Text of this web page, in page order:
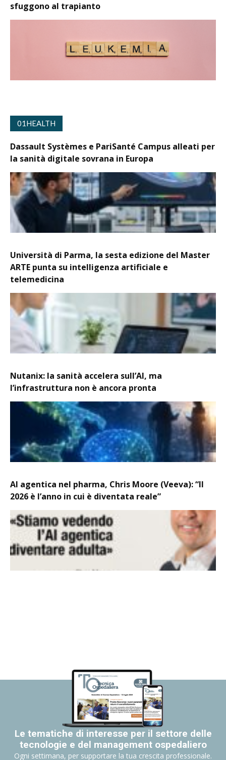
sfuggono al trapianto
01HEALTH
Dassault Systèmes e PariSanté Campus alleati per
la sanità digitale sovrana in Europa
Università di Parma, la sesta edizione del Master
ARTE punta su intelligenza artificiale e
telemedicina
Nutanix: la sanità accelera sull’AI, ma
l’infrastruttura non è ancora pronta
AI agentica nel pharma, Chris Moore (Veeva): “Il
2026 è l’anno in cui è diventata reale”
Le tematiche di interesse per il settore delle
tecnologie e del management ospedaliero
Ogni settimana, per supportare la tua crescita professionale.